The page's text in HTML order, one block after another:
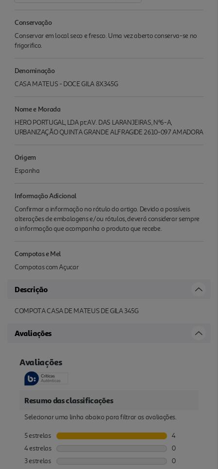
Conservação
Conservar em local seco e fresco. Uma vez aberto conserva-se no
frigorifico.
Denominação
CASA MATEUS - DOCE GILA 8X345G
Nome e Morada
HERO PORTUGAL, LDA pt:AV. DAS LARANJEIRAS, Nº6-A,
URBANIZAÇÃO QUINTA GRANDE ALFRAGIDE 2610-097 AMADORA
Origem
Espanha
Informação Adicional
Confirmar a informação no rótulo do artigo. Devido a possíveis
alterações de embalagens e/ou rótulos, deverá considerar sempre
a informação que acompanha o produto que recebe.
Compotas e Mel
Compotas com Açucar
Descrição
COMPOTA CASA DE MATEUS DE GILA 345G
Avaliações